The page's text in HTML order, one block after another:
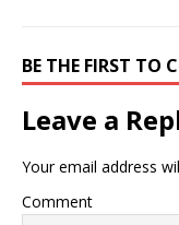
透社在8月9日的报道
度媒体关于，印度空军
空军6架战机的报道截
认”，在地面上的，巴
空军的F-16和其他型号
警机也被印度空军发射
BE THE FIRST TO
Leave a
Your email address
Comment